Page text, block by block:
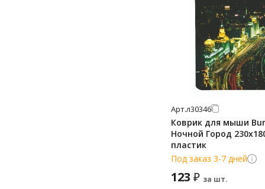
Арт.л30346
Коврик для мыши
Ночной Город
пластик
Под заказ 3-7 дней
123 ₽ за шт.